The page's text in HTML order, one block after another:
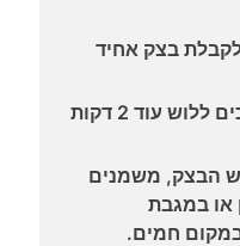
כ-4 דקות עד לקבלת בצק אחיד
מוציאים את הבצק מקערת המיקסר וממשיכים ללוש עוד 2 דקות
הבצק, משמנים
או במגבת
חמים.